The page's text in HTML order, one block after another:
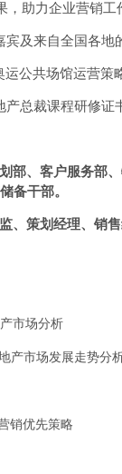
，助力企业营销工
宾及来自全国各地
运公共场馆运营策
产总裁课程研修证
部、客户服务部
备干部。
、策划经理、销
市场分析
产市场发展走势分
销优先策略